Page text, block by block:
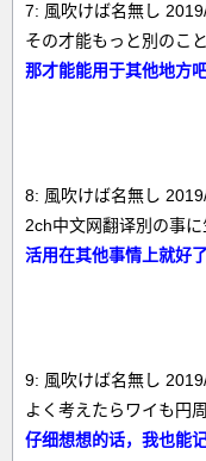
7: 風吹けば名無し
その才能もっと別のこ
那才能能用于其他地
8: 風吹けば名無し
2ch中文网翻译別の事
活用在其他事情上就好了
9: 風吹けば名無し
よく考えたらワイも円
仔细想想的话，我也能